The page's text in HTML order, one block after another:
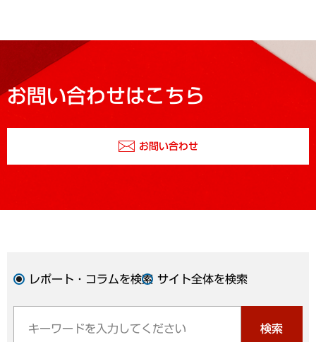
お問い合わせはこちら
お問い合わせ
レポート・コラムを検索 サイト全体を検索
検索